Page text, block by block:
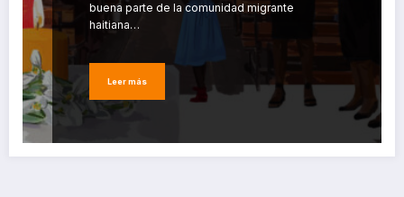
buena parte de la comunidad migrante
haitiana…
Leer más